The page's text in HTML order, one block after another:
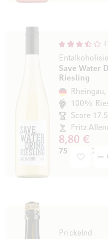
Save Water
Riesling
100%
Score
8,80 €
75 cl (11,73 €
Prickelnd